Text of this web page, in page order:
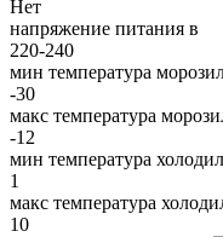
Нет
напряжение питания в
220-240
мин температура
-30
макс температура
-12
мин температура
1
макс температура
10